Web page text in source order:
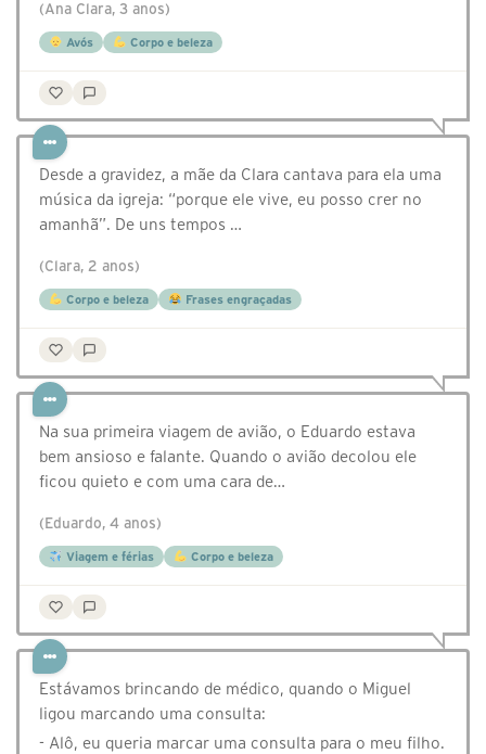
(Ana Clara, 3 anos)
Avós Corpo e beleza
Desde a gravidez, a mãe da Clara cantava para ela uma
música da igreja: “porque ele vive, eu posso crer no
amanhã”. De uns tempos …
(Clara, 2 anos)
Corpo e beleza Frases engraçadas
Na sua primeira viagem de avião, o Eduardo estava
bem ansioso e falante. Quando o avião decolou ele
ficou quieto e com uma cara de…
(Eduardo, 4 anos)
Viagem e férias Corpo e beleza
Estávamos brincando de médico, quando o Miguel
ligou marcando uma consulta:
- Alô, eu queria marcar uma consulta para o meu filho.